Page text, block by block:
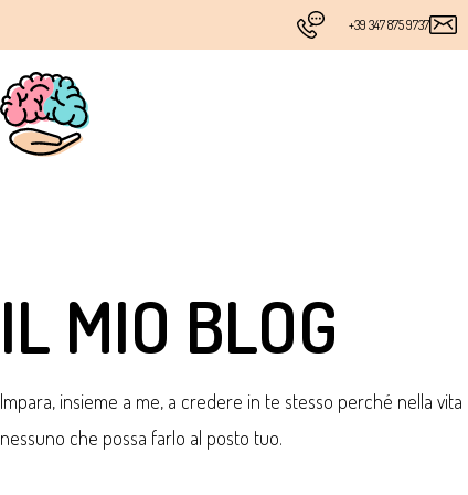
+39 347 875 9737
IL MIO BLOG
Impara, insieme a me, a credere in te stesso perché nella
nessuno che possa farlo al posto tuo.